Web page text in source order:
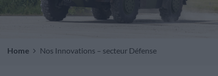
Home Nos Innovations – secteur Défense